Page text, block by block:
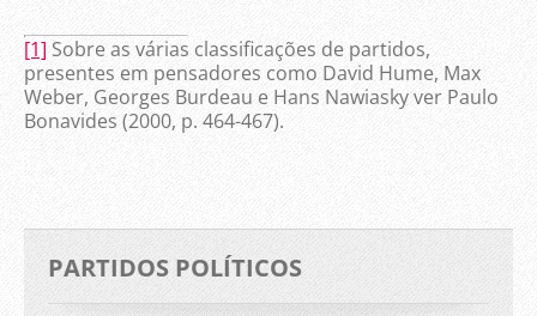
[1] Sobre as várias classificações de partidos,
presentes em pensadores como David Hume, Max
Weber, Georges Burdeau e Hans Nawiasky ver Paulo
Bonavides (2000, p. 464-467).
PARTIDOS POLÍTICOS